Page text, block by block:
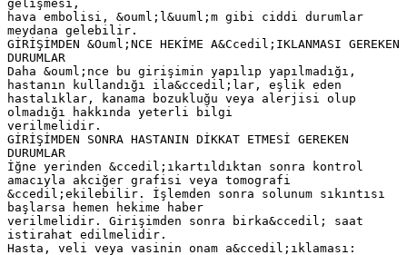
gelişmesi,
hava embolisi, &ouml;l&uuml;m gibi ciddi durumlar
meydana gelebilir.
GİRİŞİMDEN &Ouml;NCE HEKİME A&Ccedil;IKLANMASI GEREKEN
DURUMLAR
Daha &ouml;nce bu girişimin yapılıp yapılmadığı,
hastanın kullandığı ila&ccedil;lar, eşlik eden
hastalıklar, kanama bozukluğu veya alerjisi olup
olmadığı hakkında yeterli bilgi
verilmelidir.
GİRİŞİMDEN SONRA HASTANIN DİKKAT ETMESİ GEREKEN
DURUMLAR
İğne yerinden &ccedil;ıkartıldıktan sonra kontrol
amacıyla akciğer grafisi veya tomografi
&ccedil;ekilebilir. İşlemden sonra solunum sıkıntısı
başlarsa hemen hekime haber
verilmelidir. Girişimden sonra birka&ccedil; saat
istirahat edilmelidir.
Hasta, veli veya vasinin onam a&ccedil;ıklaması: